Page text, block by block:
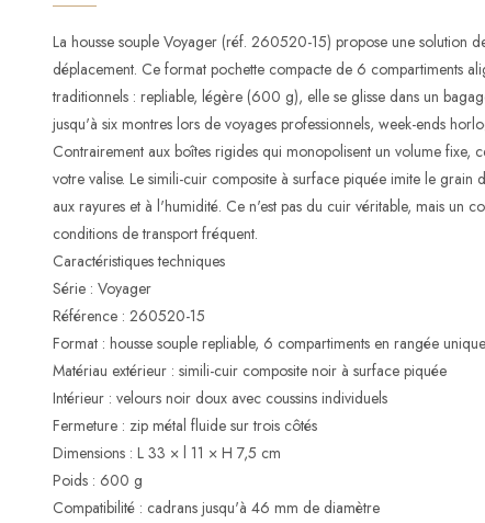
La housse souple Voyager (réf. 260520-15) propose une solution
déplacement. Ce format pochette compacte de 6 compartiments
traditionnels : repliable, légère (600 g), elle se glisse dans un
jusqu'à six montres lors de voyages professionnels, week-ends
Contrairement aux boîtes rigides qui monopolisent un volume fixe,
votre valise. Le simili-cuir composite à surface piquée imite le
aux rayures et à l'humidité. Ce n'est pas du cuir véritable, mais un
conditions de transport fréquent.
Caractéristiques techniques
Série : Voyager
Référence : 260520-15
Format : housse souple repliable, 6 compartiments en rangée unique
Matériau extérieur : simili-cuir composite noir à surface piquée
Intérieur : velours noir doux avec coussins individuels
Fermeture : zip métal fluide sur trois côtés
Dimensions : L 33 × l 11 × H 7,5 cm
Poids : 600 g
Compatibilité : cadrans jusqu'à 46 mm de diamètre